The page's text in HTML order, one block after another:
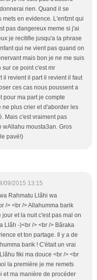
rien. Quand il se
en evidence. L'enfznt qui
pas dangereux meme si j'ai
je recitifie jusqu'a la phrase
qui ne vient pas quand on
mais bon je ne me suis
ce point c'est mr
il revient il part il revient il faut
ces cas nous poussent a
pour ma part je compte
ne plus crier et d'aborder les
Mais c'est vraiment pas
wAllahu mousta3an. Gros
pavé!)
09/2015 13:15
Rahmatu Llãhi wa
/> <br /> Allahumma barik
et la nuit c'est pas mal on
Llãh -)<br /> <br /> Bãraka
et ton partage. Il y a de
barik ! C'était un vrai
fiki ma douce <br /> <br
la première je me remets
et ma manière de procéder